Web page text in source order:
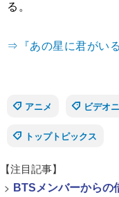
る。
⇒『あの星に君がい
アニメ
ビデオ
トップトピックス
【注目記事】
> BTSメンバーからの